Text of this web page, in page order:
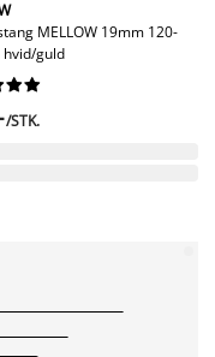
MELLOW 19mm 120-
hvid/guld



/STK.